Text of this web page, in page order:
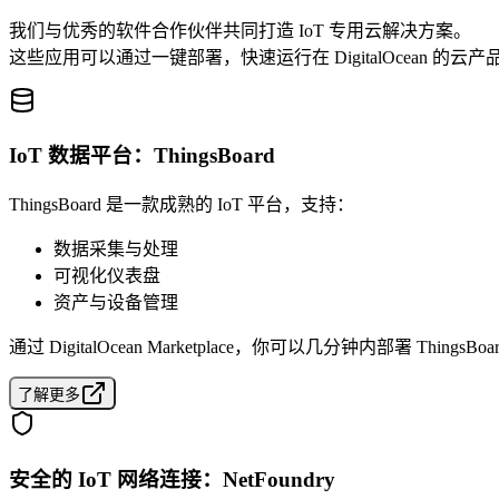
我们与优秀的软件合作伙伴共同打造 IoT 专用云解决方案。
这些应用可以通过一键部署，快速运行在 DigitalOcean 的云产
IoT 数据平台：ThingsBoard
ThingsBoard 是一款成熟的 IoT 平台，支持：
数据采集与处理
可视化仪表盘
资产与设备管理
通过 DigitalOcean Marketplace，你可以几分钟内部署
了解更多
安全的 IoT 网络连接：NetFoundry